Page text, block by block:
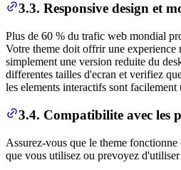
3.3. Responsive design et
Plus de 60 % du trafic web mondial
Votre theme doit offrir une experience
simplement une version reduite du
differentes tailles d'ecran et verifiez
les elements interactifs sont facilement
3.4. Compatibilite avec les
Assurez-vous que le theme
que vous utilisez ou prevoyez d'utiliser